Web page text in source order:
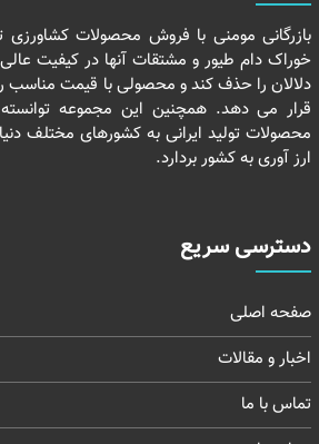
بازرگانی مومنی با فروش محصولات کشاورزی
خوراک دام طیور و مشتقات آنها در کیفیت
دلالان را حذف کند و محصولی با قیمت مناسب
قرار می دهد. همچنین این مجموعه
محصولات تولید ایرانی به کشورهای مختلف
ارز آوری به کشور بردارد.
دسترسی سریع
صفحه اصلی
اخبار و مقالات
تماس با ما